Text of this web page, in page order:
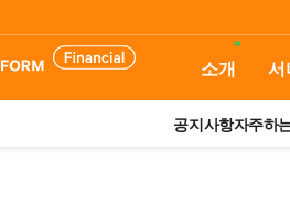
소개 서
공지사항자주하